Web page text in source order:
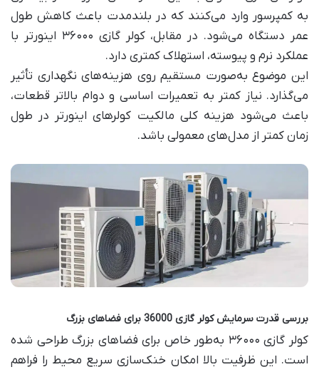
به کمپرسور وارد می‌کنند که در بلندمدت باعث کاهش طول
عمر دستگاه می‌شود. در مقابل، کولر گازی ۳۶۰۰۰ اینورتر با
عملکرد نرم و پیوسته، استهلاک کمتری دارد.
این موضوع به‌صورت مستقیم روی هزینه‌های نگهداری تأثیر
می‌گذارد. نیاز کمتر به تعمیرات اساسی و دوام بالاتر قطعات،
باعث می‌شود هزینه کلی مالکیت کولرهای اینورتر در طول
زمان کمتر از مدل‌های معمولی باشد.
بررسی قدرت سرمایش کولر گازی 36000 برای فضاهای بزرگ
کولر گازی ۳۶۰۰۰ به‌طور خاص برای فضاهای بزرگ طراحی شده
است. این ظرفیت بالا امکان خنک‌سازی سریع محیط را فراهم